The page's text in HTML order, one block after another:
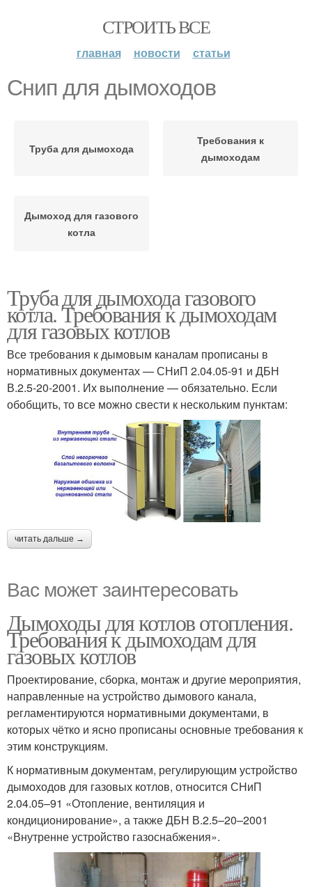
СТРОИТЬ ВСЕ
главная новости статьи
Снип для дымоходов
Труба для дымохода
Требования к
дымоходам
Дымоход для газового
котла
Труба для дымохода газового
котла. Требования к дымоходам
для газовых котлов
Все требования к дымовым каналам прописаны в
нормативных документах — СНиП 2.04.05-91 и ДБН
В.2.5-20-2001. Их выполнение — обязательно. Если
обобщить, то все можно свести к нескольким пунктам:
читать дальше →
Вас может заинтересовать
Дымоходы для котлов отопления.
Требования к дымоходам для
газовых котлов
Проектирование, сборка, монтаж и другие мероприятия,
направленные на устройство дымового канала,
регламентируются нормативными документами, в
которых чётко и ясно прописаны основные требования к
этим конструкциям.
К нормативным документам, регулирующим устройство
дымоходов для газовых котлов, относится СНиП
2.04.05–91 «Отопление, вентиляция и
кондиционирование», а также ДБН В.2.5–20–2001
«Внутренне устройство газоснабжения».